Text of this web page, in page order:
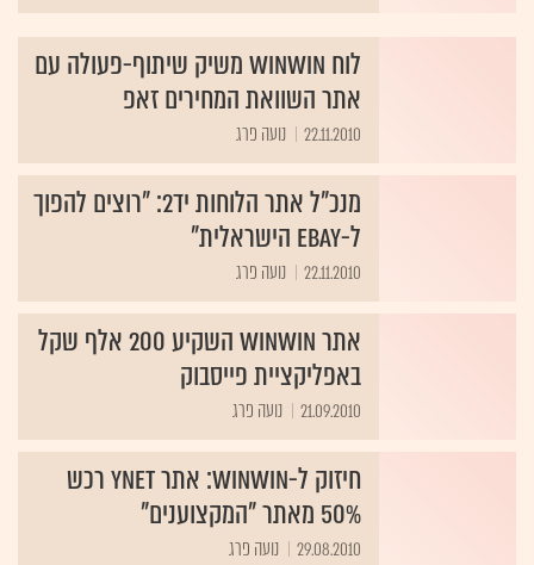
לוח winwin משיק שיתוף-פעולה עם
אתר השוואת המחירים זאפ
22.11.2010 נועה פרג
מנכ"ל אתר הלוחות יד2: "רוצים להפוך
ל-eBay הישראלית"
22.11.2010 נועה פרג
אתר winwin השקיע 200 אלף שקל
באפליקציית פייסבוק
21.09.2010 נועה פרג
חיזוק ל-winwin: אתר ynet רכש
50% מאתר "המקצוענים"
29.08.2010 נועה פרג